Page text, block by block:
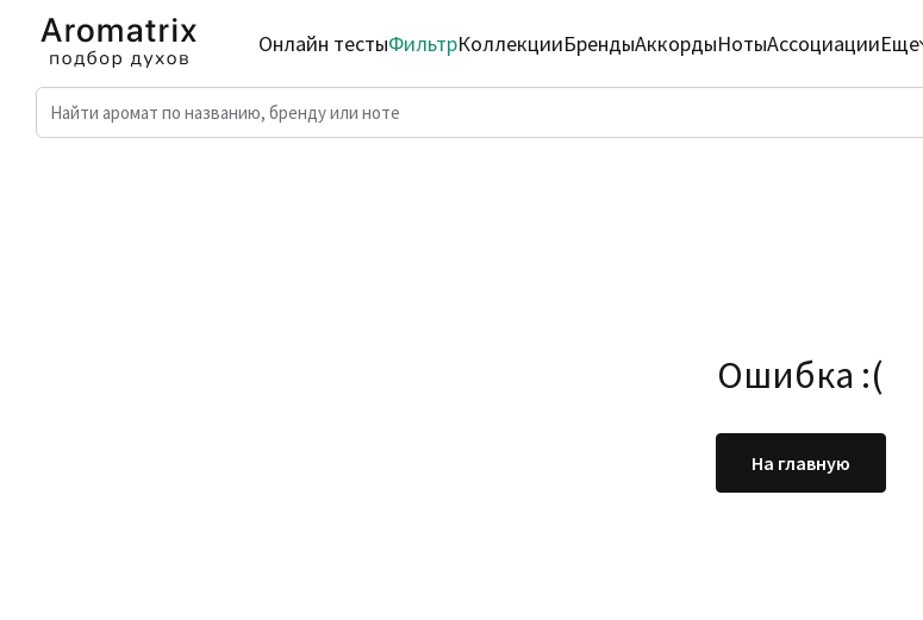
Онлайн тестыФильтрКоллекцииБрендыАккордыНотыАссоциацииЕще
Ошибка :(
На главную